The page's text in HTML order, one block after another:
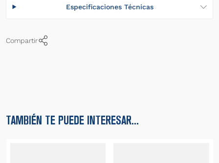
Especificaciones Técnicas
Compartir
TAMBIÉN TE PUEDE INTERESAR...